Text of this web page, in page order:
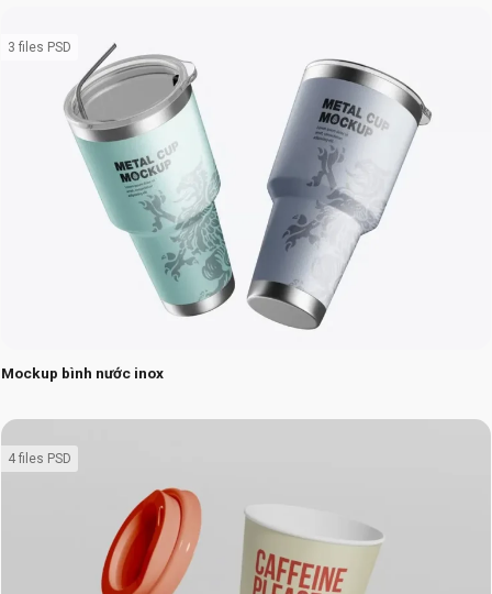
Mockup bình nước inox
3 files PSD
4 files PSD